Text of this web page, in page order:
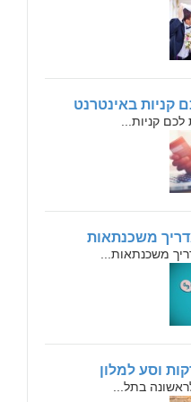
קניות באינטרנט
קניות...
משכנתאות
משכנתאות...
בתל...